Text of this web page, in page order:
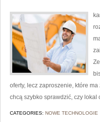
oferty, lecz zaproszenie, które
chcą szybko sprawdzić, czy
CATEGORIES: NOWE TECHNOLOGIE